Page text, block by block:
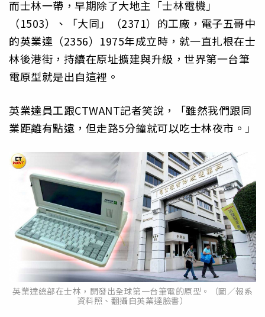
而士林一帶，早期除了大地主「士林電機」
（1503）、「大同」（2371）的工廠，電子五哥中
的英業達（2356）1975年成立時，就一直扎根在士
林後港街，持續在原址擴建與升級，世界第一台筆
電原型就是出自這裡。
英業達員工跟CTWANT記者笑說，「雖然我們跟同
業距離有點遠，但走路5分鐘就可以吃士林夜市。」
英業達總部在士林，開發出全球第一台筆電的原型。（圖／報系
資料照、翻攝自英業達臉書）